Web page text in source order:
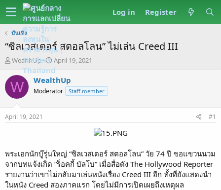
Log in Register
บันเทิง
“ซิลเวสเตอร์ สตอลโลน” ไม่เล่น Creed III
T
r
e
a
t
e
r
WealthUp
S
t
a
t
April 19, 2021
W WealthUp
Moderator Staff member
April 19, 2021 #1
พระเอกนักบู๊รุ่นใหญ่ “ซิลเวสเตอร์ สตอลโลน” วัย 74 ปี ขอแขวนนวม
จากบทแจ้งเกิด “ร็อคกี้ บัลโบ” เมื่อสื่อดัง The Hollywood Reporter
รายงานว่าเขาไม่กลับมาเล่นหนังเรื่อง Creed III อีก ทั้งที่ยังแสดงนำ
ในหนัง Creed สองภาคแรก โดยไม่มีการเปิดเผยถึงเหตุผล